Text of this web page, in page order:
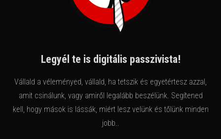
Legyél te is digitális passzivista!
Vállald a véleményed, vállald, ha tetszik és egyetértesz azzal,
amit csinálunk, vagy amiről legalább beszélünk. Segítened
kell, hogy mások is lássák, miért lesz velünk és tőlünk minden
jobb..